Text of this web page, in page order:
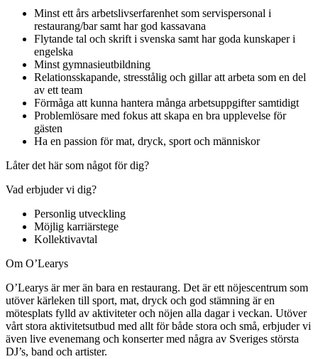
Minst ett års arbetslivserfarenhet som servispersonal i
restaurang/bar samt har god kassavana
Flytande tal och skrift i svenska samt har goda kunskaper i
engelska
Minst gymnasieutbildning
Relationsskapande, stresstålig och gillar att arbeta som en del
av ett team
Förmåga att kunna hantera många arbetsuppgifter samtidigt
Problemlösare med fokus att skapa en bra upplevelse för
gästen
Ha en passion för mat, dryck, sport och människor
Låter det här som något för dig?
Vad erbjuder vi dig?
Personlig utveckling
Möjlig karriärstege
Kollektivavtal
Om O’Learys
O’Learys är mer än bara en restaurang. Det är ett nöjescentrum som
utöver kärleken till sport, mat, dryck och god stämning är en
mötesplats fylld av aktiviteter och nöjen alla dagar i veckan. Utöver
vårt stora aktivitetsutbud med allt för både stora och små, erbjuder vi
även live evenemang och konserter med några av Sveriges största
DJ’s, band och artister.